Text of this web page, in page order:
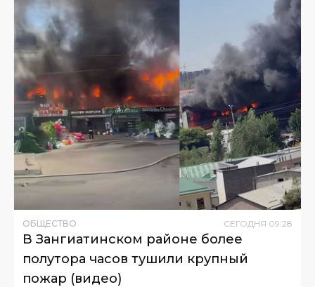
ОБЩЕСТВО СЕГОДНЯ 09:28
В Зангиатинском районе более
полутора часов тушили крупный
пожар (видео)